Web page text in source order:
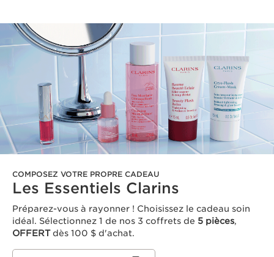
COMPOSEZ VOTRE PROPRE CADEAU
Les Essentiels Clarins
Préparez-vous à rayonner ! Choisissez le cadeau soin
idéal. Sélectionnez 1 de nos 3 coffrets de 5 pièces,
OFFERTdès 100 $ d'achat.